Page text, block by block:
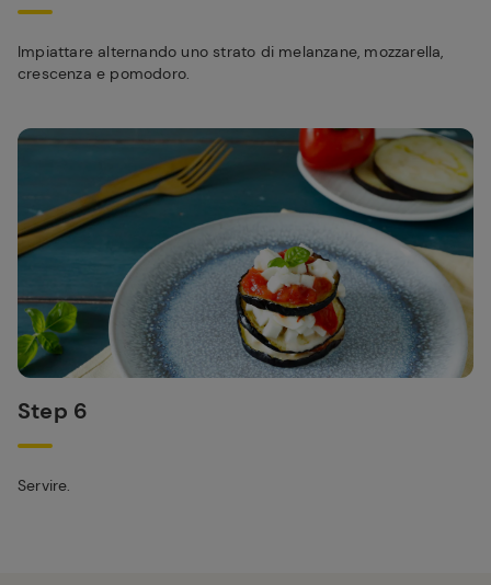
Impiattare alternando uno strato di melanzane, mozzarella,
crescenza e pomodoro.
Step 6
Servire.